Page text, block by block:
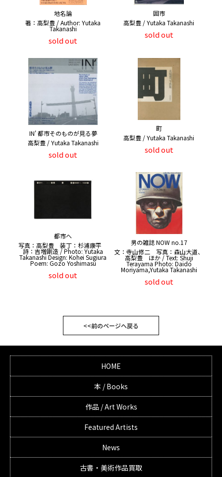
地名論
著：高梨豊 / Author: Yutaka
Takanashi
sold out
囲市
高梨豊 / Yutaka Takanashi
sold out
IN' 都市そのものが見る夢
高梨豊 / Yutaka Takanashi
sold out
町
高梨豊 / Yutaka Takanashi
sold out
都市へ
写真：高梨豊 装丁：杉浦康平
詩：吉増剛造 / Photo: Yutaka
Takanashi Design: Kohei Sugiura
Poem: Gozo Yoshimasu
sold out
男の雑誌 NOW no.17
文：寺山修二 写真：森山大道、
高梨豊 ほか / Text: Shuji
Terayama Photo: Daido
Moriyama,Yutaka Takanashi
sold out
<<前のページへ戻る
HOME
本 / Books
作品 / Art Works
Featured Artists
News
古書・美術作品買取